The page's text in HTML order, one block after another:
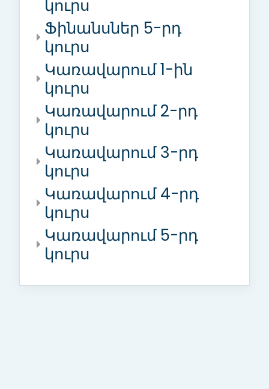
կուրս
Ֆինանսներ 5-րդ
կուրս
Կառավարում 1-ին
կուրս
Կառավարում 2-րդ
կուրս
Կառավարում 3-րդ
կուրս
Կառավարում 4-րդ
կուրս
Կառավարում 5-րդ
կուրս